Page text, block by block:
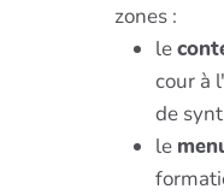
zones :
le
cour à
de
le